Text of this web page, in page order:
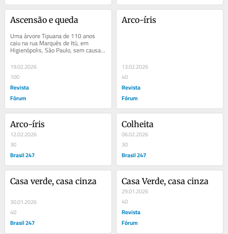
Ascensão e queda
Uma árvore Tipuana de 110 anos
caiu na rua Marquês de Itú, em
Higienópolis, São Paulo, sem causa
aparente como chuva ou vendaval. A
queda da...
19.02.2026
100
Revista
Fórum
Arco-íris
13.02.2026
40
Revista
Fórum
Arco-íris
12.02.2026
30
Brasil 247
Colheita
06.02.2026
30
Brasil 247
Casa verde, casa cinza
30.01.2026
40
Brasil 247
Casa Verde, casa cinza
29.01.2026
40
Revista
Fórum